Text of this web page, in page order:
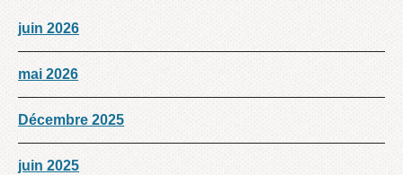
juin 2026
mai 2026
Décembre 2025
juin 2025